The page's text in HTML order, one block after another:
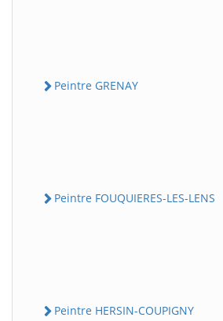
Peintre GRENAY
Peintre FOUQUIERES-LES-LENS
Peintre HERSIN-COUPIGNY